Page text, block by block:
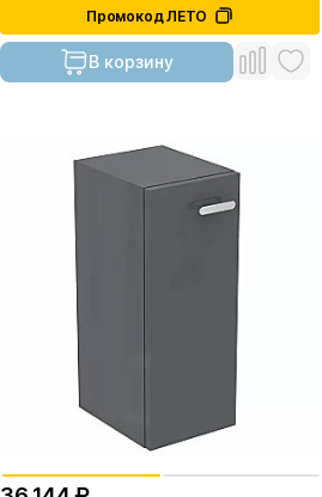
Промокод ЛЕТО
В корзину